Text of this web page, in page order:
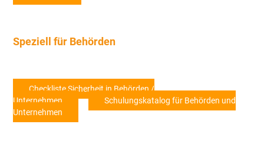
Speziell für Behörden
Checkliste Sicherheit in Behörden /
Unternehmen
Schulungskatalog für Behörden und
Unternehmen